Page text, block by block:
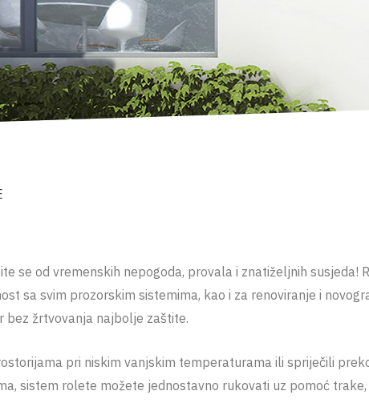
se od vremenskih nepogoda, provala i znatiželjnih susjeda!
sa svim prozorskim sistemima, kao i za renoviranje i
bez žrtvovanja najbolje zaštite.
pri niskim vanjskim temperaturama ili spriječili
sistem rolete možete jednostavno rukovati uz pomoć